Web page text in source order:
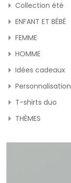
Collection été
ENFANT ET BÉBÉ
FEMME
HOMME
Idées cadeaux
Personnalisation
T-shirts duo
THÈMES